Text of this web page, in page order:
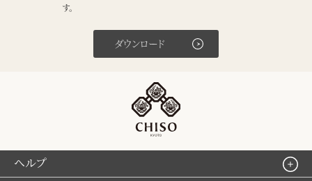
す。
ダウンロード
ヘルプ